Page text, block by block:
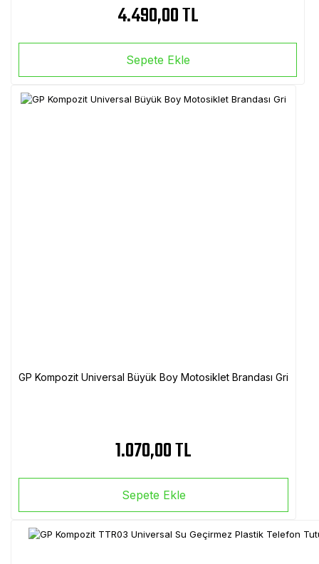
4.490,00 TL
Sepete Ekle
GP Kompozit Universal Büyük Boy Motosiklet Brandası Gri
1.070,00 TL
Sepete Ekle